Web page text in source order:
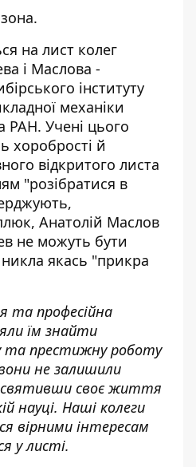
на лист колег
і Маслова -
інституту
механіки
РАН. Учені цього
хоробрості й
відкритого листа
"розібратися в
Анатолій Маслов
не можуть бути
якась "прикра
та професійна
їм знайти
та престижну роботу
не залишили
своє життя
науці. Наші колеги
вірними інтересам
у листі.